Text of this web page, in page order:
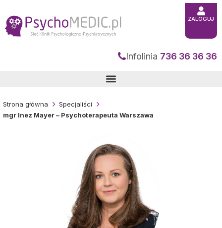
treści
Infolinia 736 36 36 36
ZALOGUJ
Strona główna
Specjaliści
mgr Inez Mayer – Psychoterapeuta Warszawa